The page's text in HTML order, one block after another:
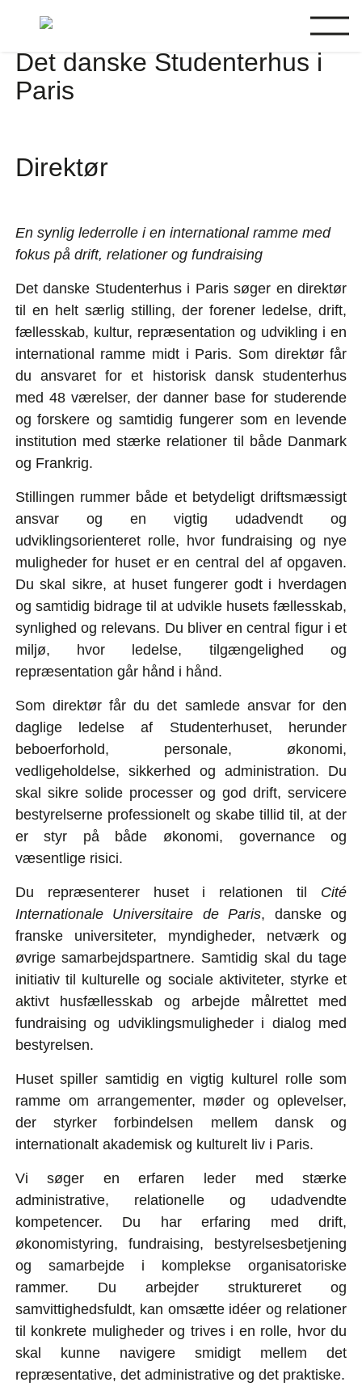
Det danske Studenterhus i
Paris
Direktør
En synlig lederrolle i en international ramme med
fokus på drift, relationer og fundraising
Det danske Studenterhus i Paris søger en direktør
til en helt særlig stilling, der forener ledelse, drift,
fællesskab, kultur, repræsentation og udvikling i en
international ramme midt i Paris. Som direktør får
du ansvaret for et historisk dansk studenterhus
med 48 værelser, der danner base for studerende
og forskere og samtidig fungerer som en levende
institution med stærke relationer til både Danmark
og Frankrig.
Stillingen rummer både et betydeligt driftsmæssigt
ansvar og en vigtig udadvendt og
udviklingsorienteret rolle, hvor fundraising og nye
muligheder for huset er en central del af opgaven.
Du skal sikre, at huset fungerer godt i hverdagen
og samtidig bidrage til at udvikle husets fællesskab,
synlighed og relevans. Du bliver en central figur i et
miljø, hvor ledelse, tilgængelighed og
repræsentation går hånd i hånd.
Som direktør får du det samlede ansvar for den
daglige ledelse af Studenterhuset, herunder
beboerforhold, personale, økonomi,
vedligeholdelse, sikkerhed og administration. Du
skal sikre solide processer og god drift, servicere
bestyrelserne professionelt og skabe tillid til, at der
er styr på både økonomi, governance og
væsentlige risici.
Du repræsenterer huset i relationen til Cité
Internationale Universitaire de Paris, danske og
franske universiteter, myndigheder, netværk og
øvrige samarbejdspartnere. Samtidig skal du tage
initiativ til kulturelle og sociale aktiviteter, styrke et
aktivt husfællesskab og arbejde målrettet med
fundraising og udviklingsmuligheder i dialog med
bestyrelsen.
Huset spiller samtidig en vigtig kulturel rolle som
ramme om arrangementer, møder og oplevelser,
der styrker forbindelsen mellem dansk og
internationalt akademisk og kulturelt liv i Paris.
Vi søger en erfaren leder med stærke
administrative, relationelle og udadvendte
kompetencer. Du har erfaring med drift,
økonomistyring, fundraising, bestyrelsesbetjening
og samarbejde i komplekse organisatoriske
rammer. Du arbejder struktureret og
samvittighedsfuldt, kan omsætte idéer og relationer
til konkrete muligheder og trives i en rolle, hvor du
skal kunne navigere smidigt mellem det
repræsentative, det administrative og det praktiske.